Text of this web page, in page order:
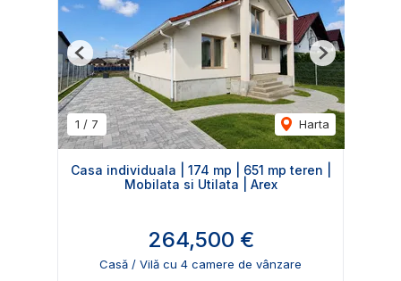
1 / 7 Harta
Previous Next
Casa individuala | 174 mp | 651 mp teren |
Mobilata si Utilata | Arex
264,500 €
Casă / Vilă cu 4 camere de vânzare